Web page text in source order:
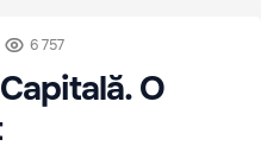
6 757
O